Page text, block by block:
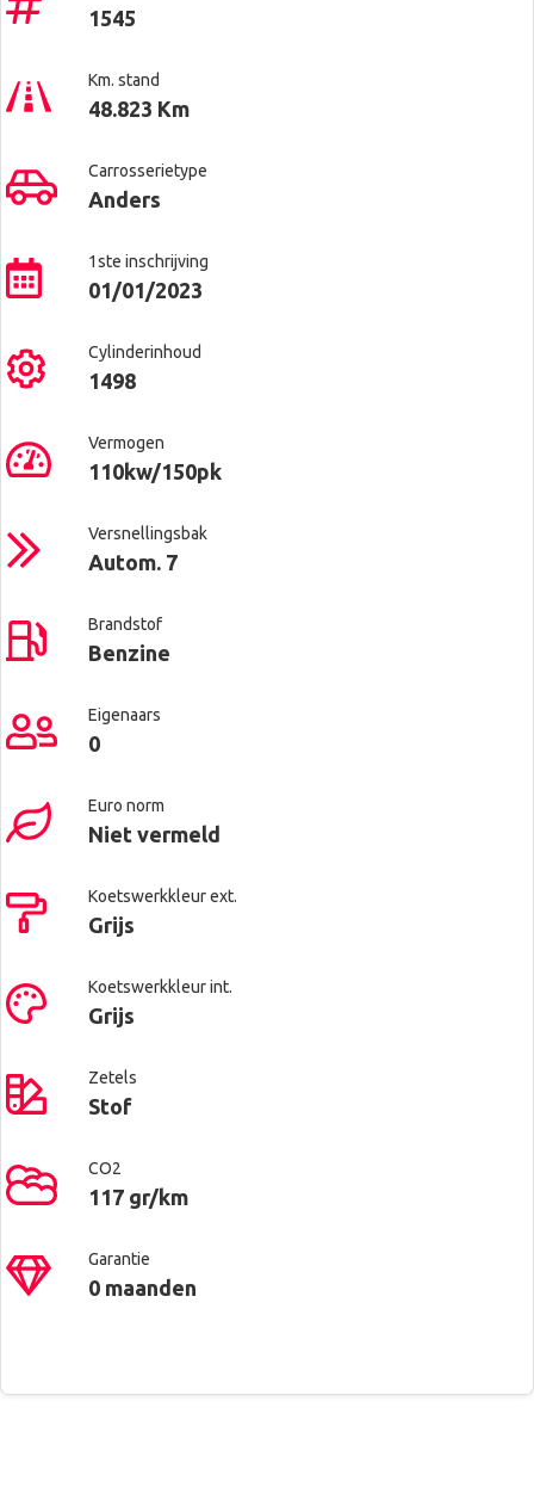
1545
Km. stand
48.823 Km
Carrosserietype
Anders
1ste inschrijving
01/01/2023
Cylinderinhoud
1498
Vermogen
110kw/150pk
Versnellingsbak
Autom. 7
Brandstof
Benzine
Eigenaars
0
Euro norm
Niet vermeld
Koetswerkkleur ext.
Grijs
Koetswerkkleur int.
Grijs
Zetels
Stof
CO2
117 gr/km
Garantie
0 maanden